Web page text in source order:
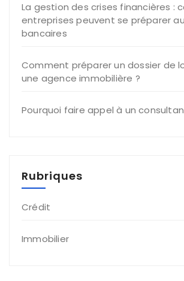
La gestion des crises financières :
entreprises peuvent se préparer
bancaires
Comment préparer un dossier de
une agence immobilière ?
Pourquoi faire appel à un
Rubriques
Crédit
Immobilier